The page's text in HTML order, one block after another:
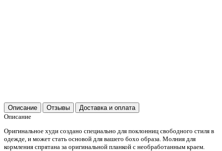
Описание Отзывы
Доставка и оплата
Описание
Оригинальное худи создано специально для поклонниц свободного стиля в
одежде, и может стать основой для вашего бохо образа. Молния для
кормления спрятана за оригинальной планкой с необработанным краем.